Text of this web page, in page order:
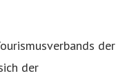
der
der